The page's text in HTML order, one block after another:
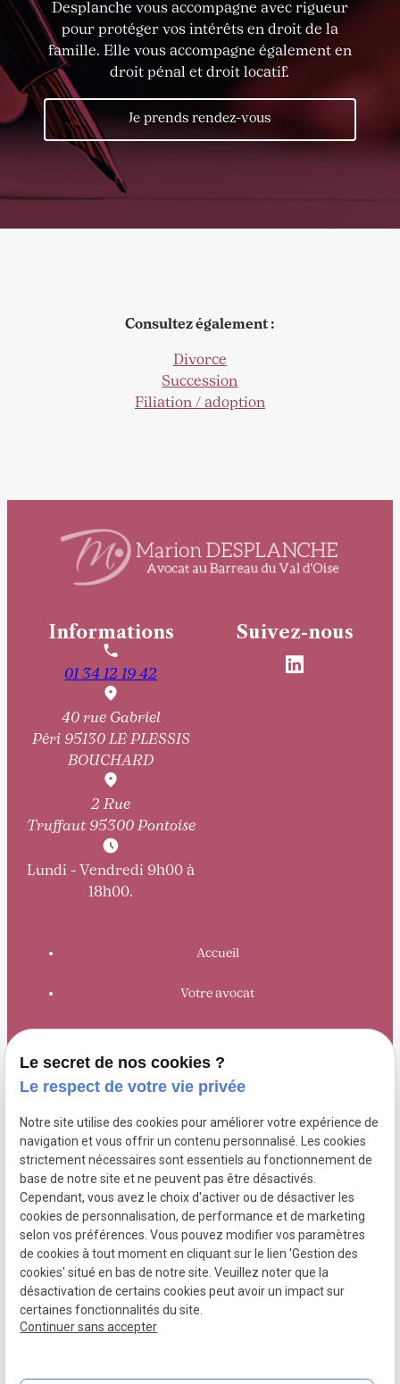
Desplanche vous accompagne avec rigueur
pour protéger vos intérêts en droit de la
famille. Elle vous accompagne également en
droit pénal et droit locatif.
Je prends rendez-vous
Consultez également :
Divorce
Succession
Filiation / adoption
Informations
01 34 12 19 42
40 rue Gabriel
Péri 95130 LE PLESSIS
BOUCHARD
2 Rue
Truffaut95300 Pontoise
Lundi - Vendredi 9h00 à
18h00.
Suivez-nous
Accueil
Votre avocat
Actualités
Contact
Mentions
légales
Politique de
confidentialité
Gestion
des
cookies
Plan du
site
Siret :
Le secret de nos cookies ?
Le respect de votre vie privée
Notre site utilise des cookies pour améliorer votre expérience de
navigation et vous offrir un contenu personnalisé. Les cookies
strictement nécessaires sont essentiels au fonctionnement de
base de notre site et ne peuvent pas être désactivés.
Cependant, vous avez le choix d'activer ou de désactiver les
cookies de personnalisation, de performance et de marketing
selon vos préférences. Vous pouvez modifier vos paramètres
de cookies à tout moment en cliquant sur le lien 'Gestion des
cookies' situé en bas de notre site. Veuillez noter que la
désactivation de certains cookies peut avoir un impact sur
certaines fonctionnalités du site.
Continuer sans accepter